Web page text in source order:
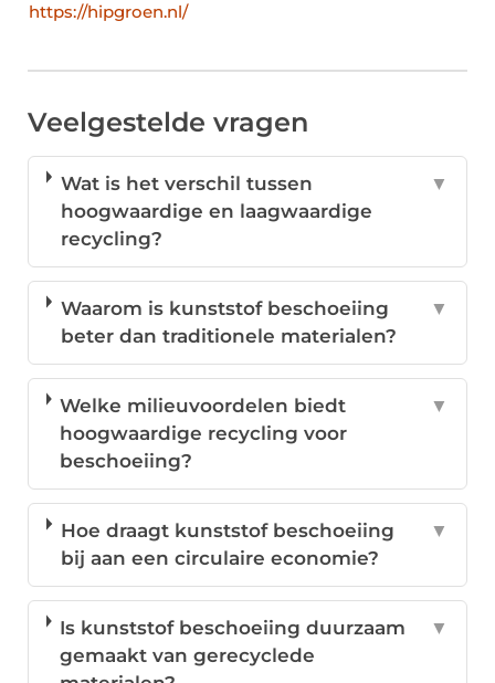
https://hipgroen.nl/
Veelgestelde vragen
Wat is het verschil tussen
hoogwaardige en laagwaardige
recycling?
▼
Waarom is kunststof beschoeiing
beter dan traditionele materialen?
▼
Welke milieuvoordelen biedt
hoogwaardige recycling voor
beschoeiing?
▼
Hoe draagt kunststof beschoeiing
bij aan een circulaire economie?
▼
Is kunststof beschoeiing duurzaam
gemaakt van gerecyclede
▼